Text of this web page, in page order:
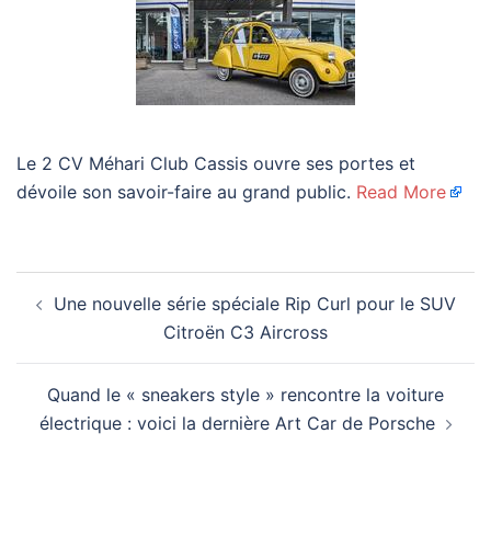
Le 2 CV Méhari Club Cassis ouvre ses portes et
dévoile son savoir-faire au grand public. Read More
d’article
Une nouvelle série spéciale Rip Curl pour le SUV
Citroën C3 Aircross
Quand le « sneakers style » rencontre la voiture
électrique : voici la dernière Art Car de Porsche